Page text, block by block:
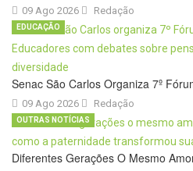
09 Ago 2026 Redação
Senac São Carlos Organiza 7º
09 Ago 2026
EDUCAÇÃO
Redação
Diferentes Gerações O Mesmo
OUTRAS NOTÍCIAS